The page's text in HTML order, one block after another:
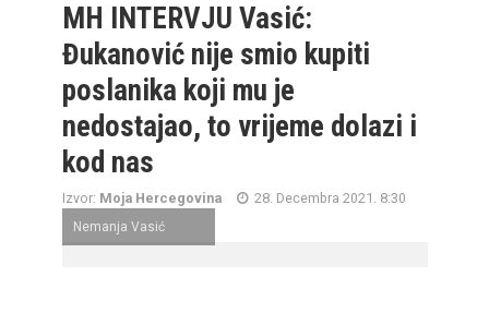
MH INTERVJU Vasić:
Đukanović nije smio kupiti
poslanika koji mu je
nedostajao, to vrijeme dolazi i
kod nas
Izvor: Moja Hercegovina 28. Decembra 2021. 8:30
Nemanja Vasić